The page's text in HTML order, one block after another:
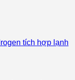
tích hợp lạnh